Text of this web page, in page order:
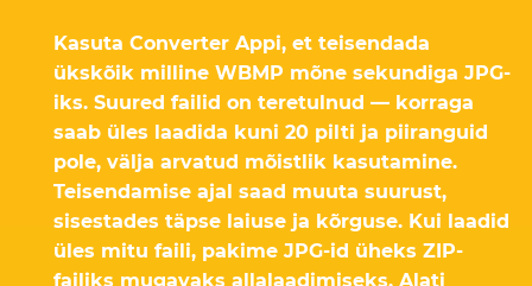
Kasuta Converter Appi, et teisendada
ükskõik milline WBMP mõne sekundiga JPG-
iks. Suured failid on teretulnud — korraga
saab üles laadida kuni 20 pilti ja piiranguid
pole, välja arvatud mõistlik kasutamine.
Teisendamise ajal saad muuta suurust,
sisestades täpse laiuse ja kõrguse. Kui laadid
üles mitu faili, pakime JPG-id üheks ZIP-
failiks mugavaks allalaadimiseks. Alati